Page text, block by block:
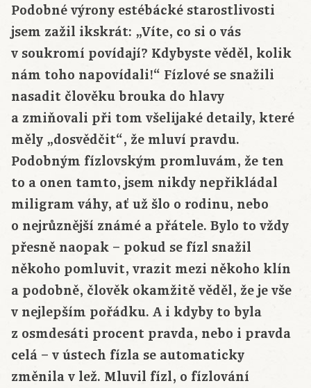
Podobné výrony estébácké starostlivosti
jsem zažil ikskrát: „Víte, co si o vás
v soukromí povídají? Kdybyste věděl, kolik
nám toho napovídali!“ Fízlové se snažili
nasadit člověku brouka do hlavy
a zmiňovali při tom všelijaké detaily, které
měly „dosvědčit“, že mluví pravdu.
Podobným fízlovským promluvám, že ten
to a onen tamto, jsem nikdy nepřikládal
miligram váhy, ať už šlo o rodinu, nebo
o nejrůznější známé a přátele. Bylo to vždy
přesně naopak – pokud se fízl snažil
někoho pomluvit, vrazit mezi někoho klín
a podobně, člověk okamžitě věděl, že je vše
v nejlepším pořádku. A i kdyby to byla
z osmdesáti procent pravda, nebo i pravda
celá – v ústech fízla se automaticky
změnila v lež. Mluvil fízl, o fízlování